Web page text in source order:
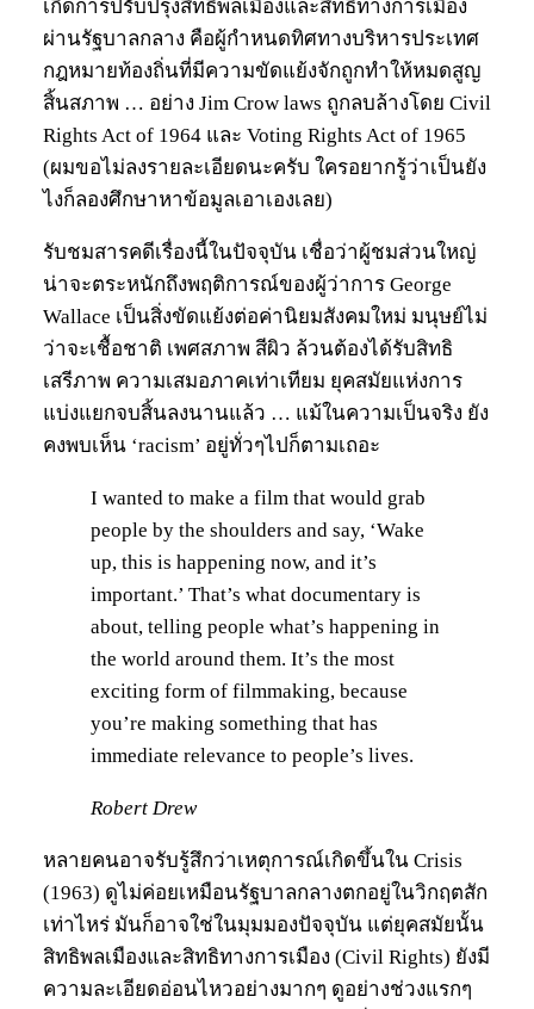
เกิดการปรับปรุงสิทธิพลเมืองและสิทธิทางการเมือง
ผ่านรัฐบาลกลาง คือผู้กำหนดทิศทางบริหารประเทศ
กฎหมายท้องถิ่นที่มีความขัดแย้งจักถูกทำให้หมดสูญ
สิ้นสภาพ … อย่าง Jim Crow laws ถูกลบล้างโดย Civil
Rights Act of 1964 และ Voting Rights Act of 1965
(ผมขอไม่ลงรายละเอียดนะครับ ใครอยากรู้ว่าเป็นยัง
ไงก็ลองศึกษาหาข้อมูลเอาเองเลย)
รับชมสารคดีเรื่องนี้ในปัจจุบัน เชื่อว่าผู้ชมส่วนใหญ่
น่าจะตระหนักถึงพฤติการณ์ของผู้ว่าการ George
Wallace เป็นสิ่งขัดแย้งต่อค่านิยมสังคมใหม่ มนุษย์ไม่
ว่าจะเชื้อชาติ เพศสภาพ สีผิว ล้วนต้องได้รับสิทธิ
เสรีภาพ ความเสมอภาคเท่าเทียม ยุคสมัยแห่งการ
แบ่งแยกจบสิ้นลงนานแล้ว … แม้ในความเป็นจริง ยัง
คงพบเห็น ‘racism’ อยู่ทั่วๆไปก็ตามเถอะ
I wanted to make a film that would grab
people by the shoulders and say, ‘Wake
up, this is happening now, and it’s
important.’ That’s what documentary is
about, telling people what’s happening in
the world around them. It’s the most
exciting form of filmmaking, because
you’re making something that has
immediate relevance to people’s lives.
Robert Drew
หลายคนอาจรับรู้สึกว่าเหตุการณ์เกิดขึ้นใน Crisis
(1963) ดูไม่ค่อยเหมือนรัฐบาลกลางตกอยู่ในวิกฤตสัก
เท่าไหร่ มันก็อาจใช่ในมุมมองปัจจุบัน แต่ยุคสมัยนั้น
สิทธิพลเมืองและสิทธิทางการเมือง (Civil Rights) ยังมี
ความละเอียดอ่อนไหวอย่างมากๆ ดูอย่างช่วงแรกๆ